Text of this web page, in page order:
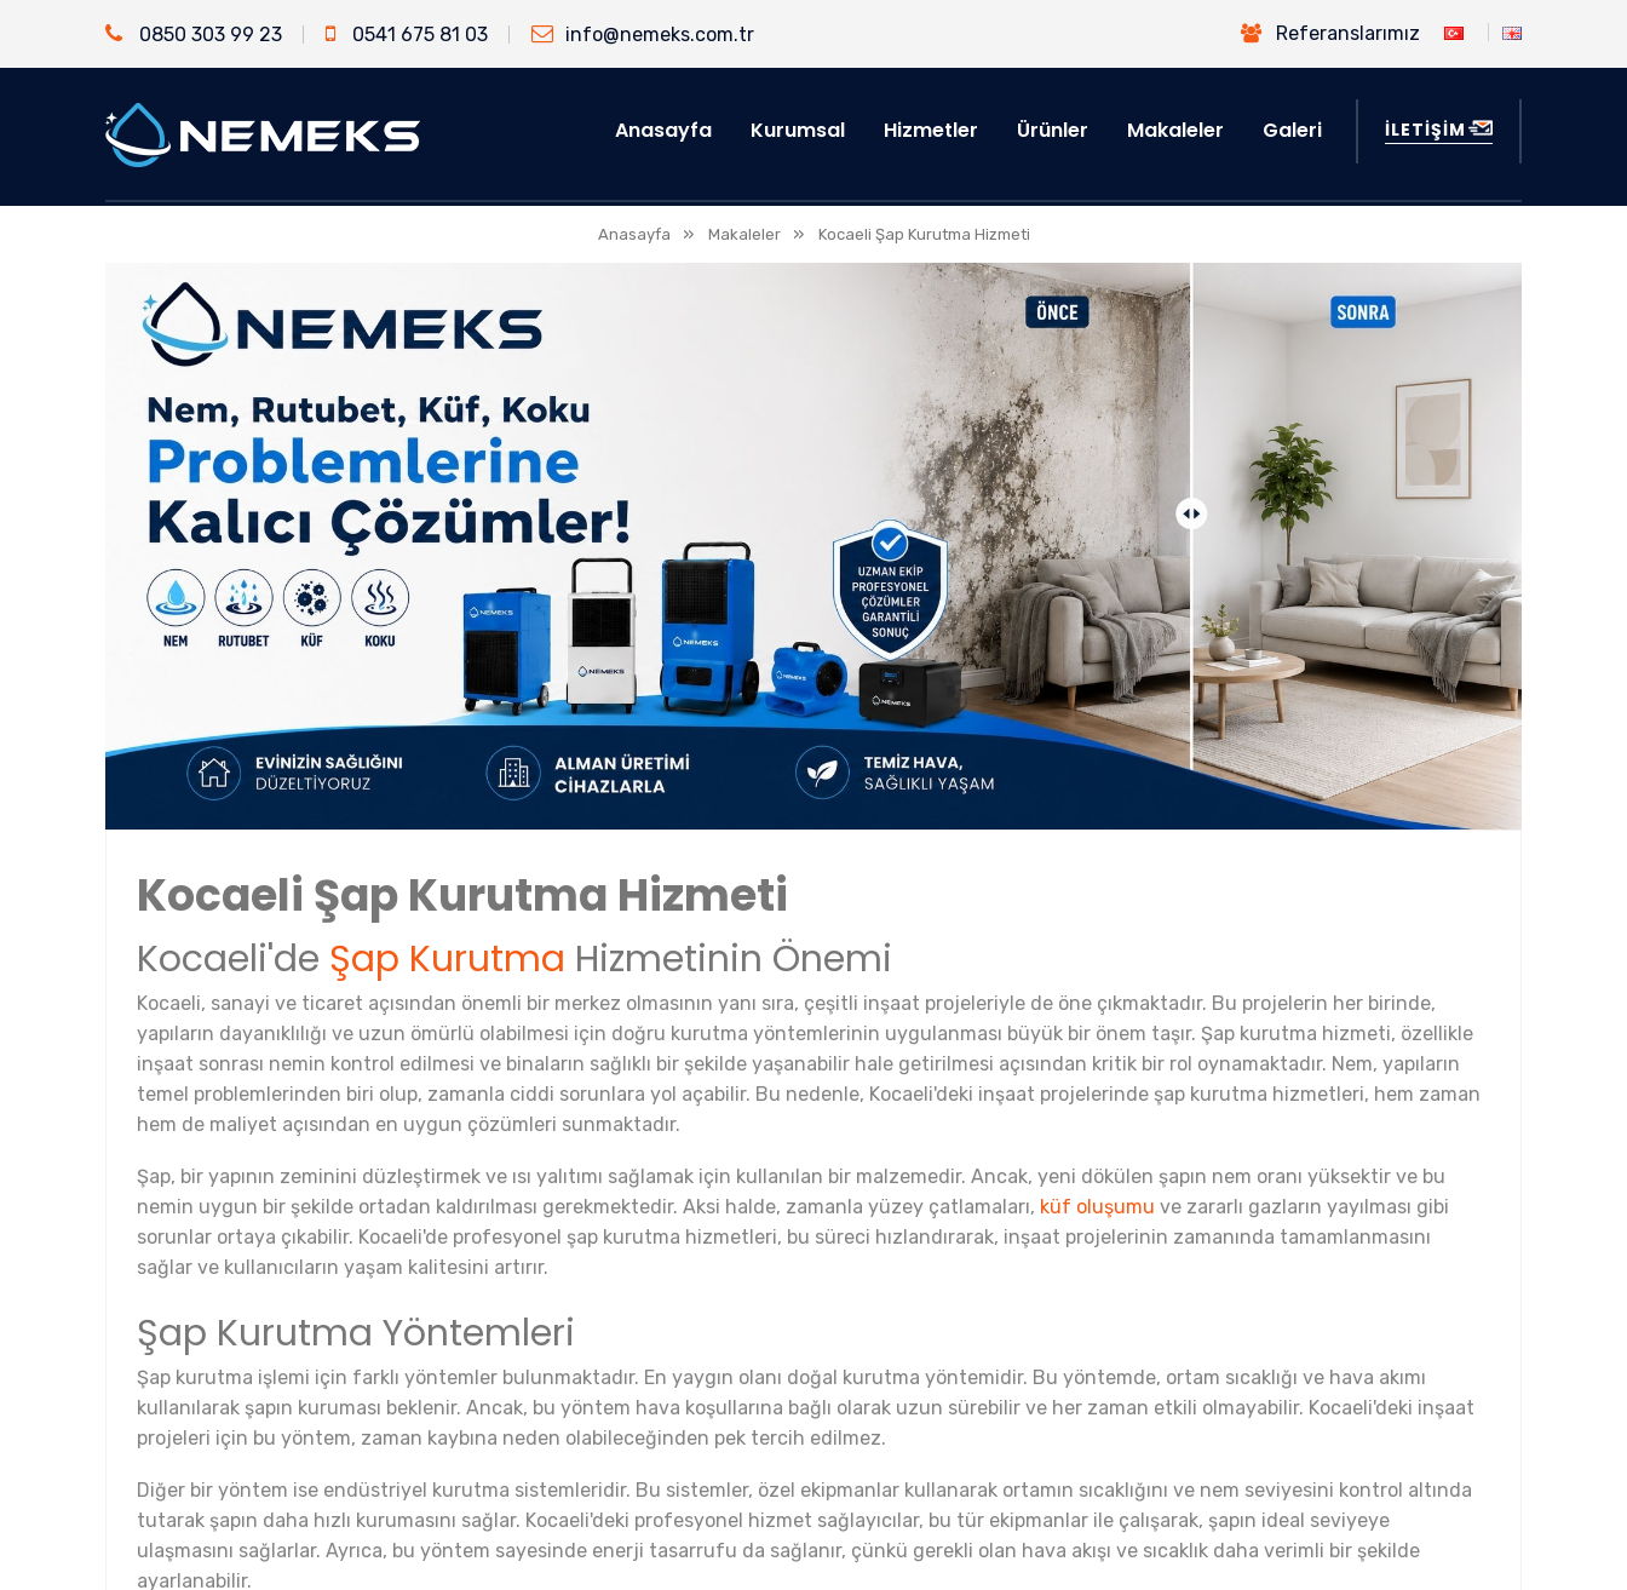
0850 303 99 23 0541 675 81 03 info@nemeks.com.tr Referanslarımız
Anasayfa Kurumsal Hizmetler Ürünler Makaleler Galeri İLETİŞİM
Anasayfa » Makaleler » Kocaeli Şap Kurutma Hizmeti
Kocaeli Şap Kurutma Hizmeti
Kocaeli'de Şap Kurutma Hizmetinin Önemi
Kocaeli, sanayi ve ticaret açısından önemli bir merkez olmasının yanı sıra, çeşitli inşaat projeleriyle de öne çıkmaktadır. Bu projelerin her birinde,
yapıların dayanıklılığı ve uzun ömürlü olabilmesi için doğru kurutma yöntemlerinin uygulanması büyük bir önem taşır. Şap kurutma hizmeti, özellikle
inşaat sonrası nemin kontrol edilmesi ve binaların sağlıklı bir şekilde yaşanabilir hale getirilmesi açısından kritik bir rol oynamaktadır. Nem, yapıların
temel problemlerinden biri olup, zamanla ciddi sorunlara yol açabilir. Bu nedenle, Kocaeli'deki inşaat projelerinde şap kurutma hizmetleri, hem zaman
hem de maliyet açısından en uygun çözümleri sunmaktadır.
Şap, bir yapının zeminini düzleştirmek ve ısı yalıtımı sağlamak için kullanılan bir malzemedir. Ancak, yeni dökülen şapın nem oranı yüksektir ve bu
nemin uygun bir şekilde ortadan kaldırılması gerekmektedir. Aksi halde, zamanla yüzey çatlamaları, küf oluşumu ve zararlı gazların yayılması gibi
sorunlar ortaya çıkabilir. Kocaeli'de profesyonel şap kurutma hizmetleri, bu süreci hızlandırarak, inşaat projelerinin zamanında tamamlanmasını
sağlar ve kullanıcıların yaşam kalitesini artırır.
Şap Kurutma Yöntemleri
Şap kurutma işlemi için farklı yöntemler bulunmaktadır. En yaygın olanı doğal kurutma yöntemidir. Bu yöntemde, ortam sıcaklığı ve hava akımı
kullanılarak şapın kuruması beklenir. Ancak, bu yöntem hava koşullarına bağlı olarak uzun sürebilir ve her zaman etkili olmayabilir. Kocaeli'deki inşaat
projeleri için bu yöntem, zaman kaybına neden olabileceğinden pek tercih edilmez.
Diğer bir yöntem ise endüstriyel kurutma sistemleridir. Bu sistemler, özel ekipmanlar kullanarak ortamın sıcaklığını ve nem seviyesini kontrol altında
tutarak şapın daha hızlı kurumasını sağlar. Kocaeli'deki profesyonel hizmet sağlayıcılar, bu tür ekipmanlar ile çalışarak, şapın ideal seviyeye
ulaşmasını sağlarlar. Ayrıca, bu yöntem sayesinde enerji tasarrufu da sağlanır, çünkü gerekli olan hava akışı ve sıcaklık daha verimli bir şekilde
ayarlanabilir.